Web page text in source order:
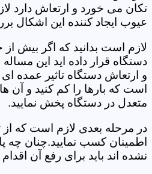
تکان می خورد و ارتعاش دارد
عیوب ایجاد کننده این اشکال
لازم است بدانید که اگر بیش از
دستگاه قرار داده اید این
و ارتعاش دستگاه تاثیر عمده ای
است که بارها را کم کنید و آن
متعدل در دستگاه پخش نمایید.
در مرحله بعدی لازم است که از
اطمینان کسب نمایید.چنان چه
نشده اند باید برای رفع آن اقدام